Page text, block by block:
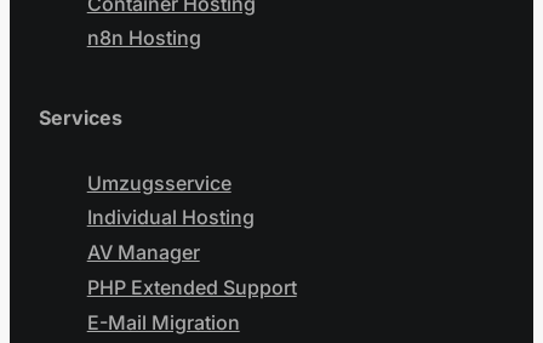
n8n Hosting
Services
Umzugsservice
Individual Hosting
AV Manager
PHP Extended Support
E-Mail Migration